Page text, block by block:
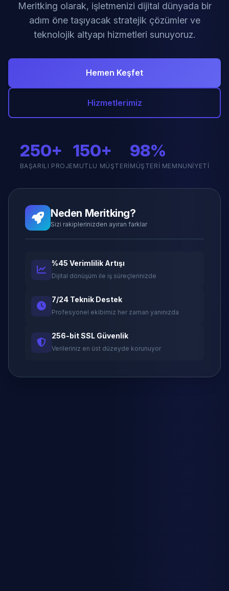
Meritking olarak, işletmenizi dijital dünyada bir
adım öne taşıyacak stratejik çözümler ve
teknolojik altyapı hizmetleri sunuyoruz.
Hemen Keşfet
Hizmetlerimiz
250+
BAŞARILI PROJE
150+
MUTLU MÜŞTERI
98%
MÜŞTERI MEMNUNIYETI
Neden Meritking?
Sizi rakiplerinizden ayıran farklar
%45 Verimlilik Artışı
Dijital dönüşüm ile iş süreçlerinizde
7/24 Teknik Destek
Profesyonel ekibimiz her zaman yanınızda
256-bit SSL Güvenlik
Verileriniz en üst düzeyde korunuyor